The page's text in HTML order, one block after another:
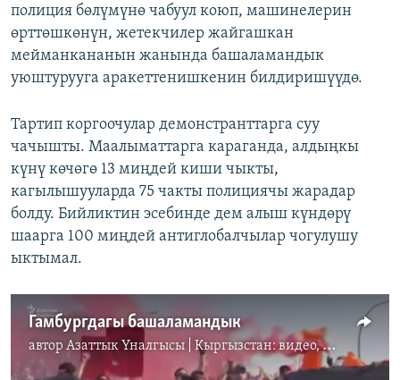
полиция бөлүмүнө чабуул коюп, машинелерин
өрттөшкөнүн, жетекчилер жайгашкан
мейманкананын жанында башаламандык
уюштурууга аракеттенишкенин билдиришүүдө.
Тартип коргоочулар демонстранттарга суу
чачышты. Маалыматтарга караганда, алдыңкы
күнү көчөгө 13 миңдей киши чыкты,
кагылышууларда 75 чакты полициячы жарадар
болду. Бийликтин эсебинде дем алыш күндөрү
шаарга 100 миңдей антиглобалчылар чогулушу
ыктымал.
Гамбургдагы башаламандык
автор Азаттык Үналгысы | Кыргызстан: видео, фото, кабарлар